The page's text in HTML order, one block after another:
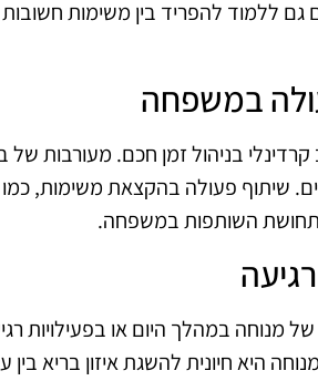
גם ללמוד להפריד בין משימות
במשפחה
בניהול זמן חכם. מעורבות של
שיתוף פעולה בהקצאת משימות, כמו
השותפות במשפחה.
מנוחה במהלך היום או בפעילויות
היא חיונית להשגת איזון בריא